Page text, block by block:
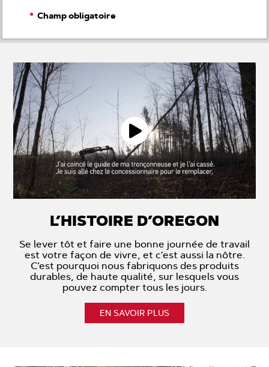
Champ obligatoire
L’HISTOIRE D’OREGON
Se lever tôt et faire une bonne journée de travail
est votre façon de vivre, et c’est aussi la nôtre.
C’est pourquoi nous fabriquons des produits
durables, de haute qualité, sur lesquels vous
pouvez compter tous les jours.
EN SAVOIR PLUS